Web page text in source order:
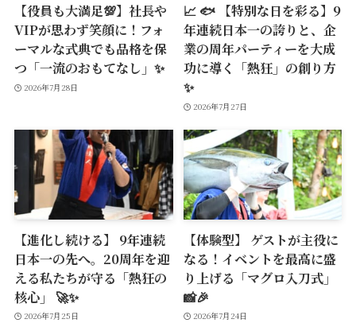
【役員も大満足💯】社長や
VIPが思わず笑顔に！フォ
ーマルな式典でも品格を保
つ「一流のおもてなし」✨
2026年7月28日
📈 🐟 【特別な日を彩る】9
年連続日本一の誇りと、企
業の周年パーティーを大成
功に導く「熱狂」の創り方
✨
2026年7月27日
【進化し続ける】 9年連続
日本一の先へ。20周年を迎
える私たちが守る「熱狂の
核心」 🚀✨
2026年7月25日
【体験型】 ゲストが主役に
なる！イベントを最高に盛
り上げる「マグロ入刀式」
📸🎉
2026年7月24日